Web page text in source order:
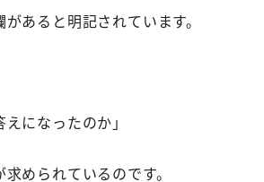
あると明記されています。
えになったのか」
められているのです。